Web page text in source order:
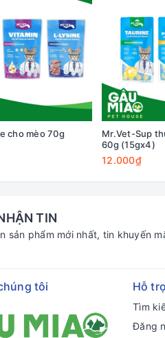
cho mèo 70g
Mr.Vet-Sup
60g (15gx4)
12.000₫
TIN
sản phẩm mới nhất, tin khuyến
tôi Hỗ
Tìm
Đăng